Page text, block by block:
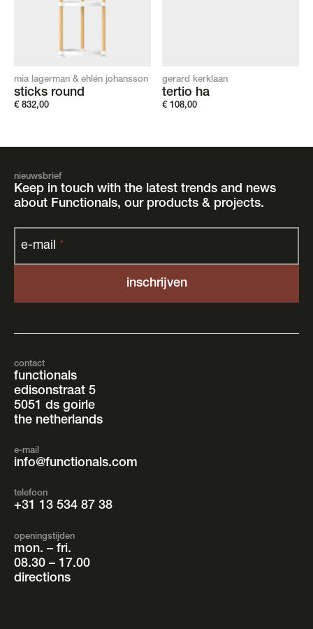
mia lagerman & ehlén johansson
sticks round
€ 832,00
gerard kerklaan
tertio ha
€ 108,00
nieuwsbrief
Keep in touch with the latest trends and news
about Functionals, our products & projects.
e-mail *
contact
functionals
edisonstraat 5
5051 ds goirle
the netherlands
e-mail
info@functionals.com
telefoon
+31 13 534 87 38
openingstijden
mon. – fri.
08.30 – 17.00
directions